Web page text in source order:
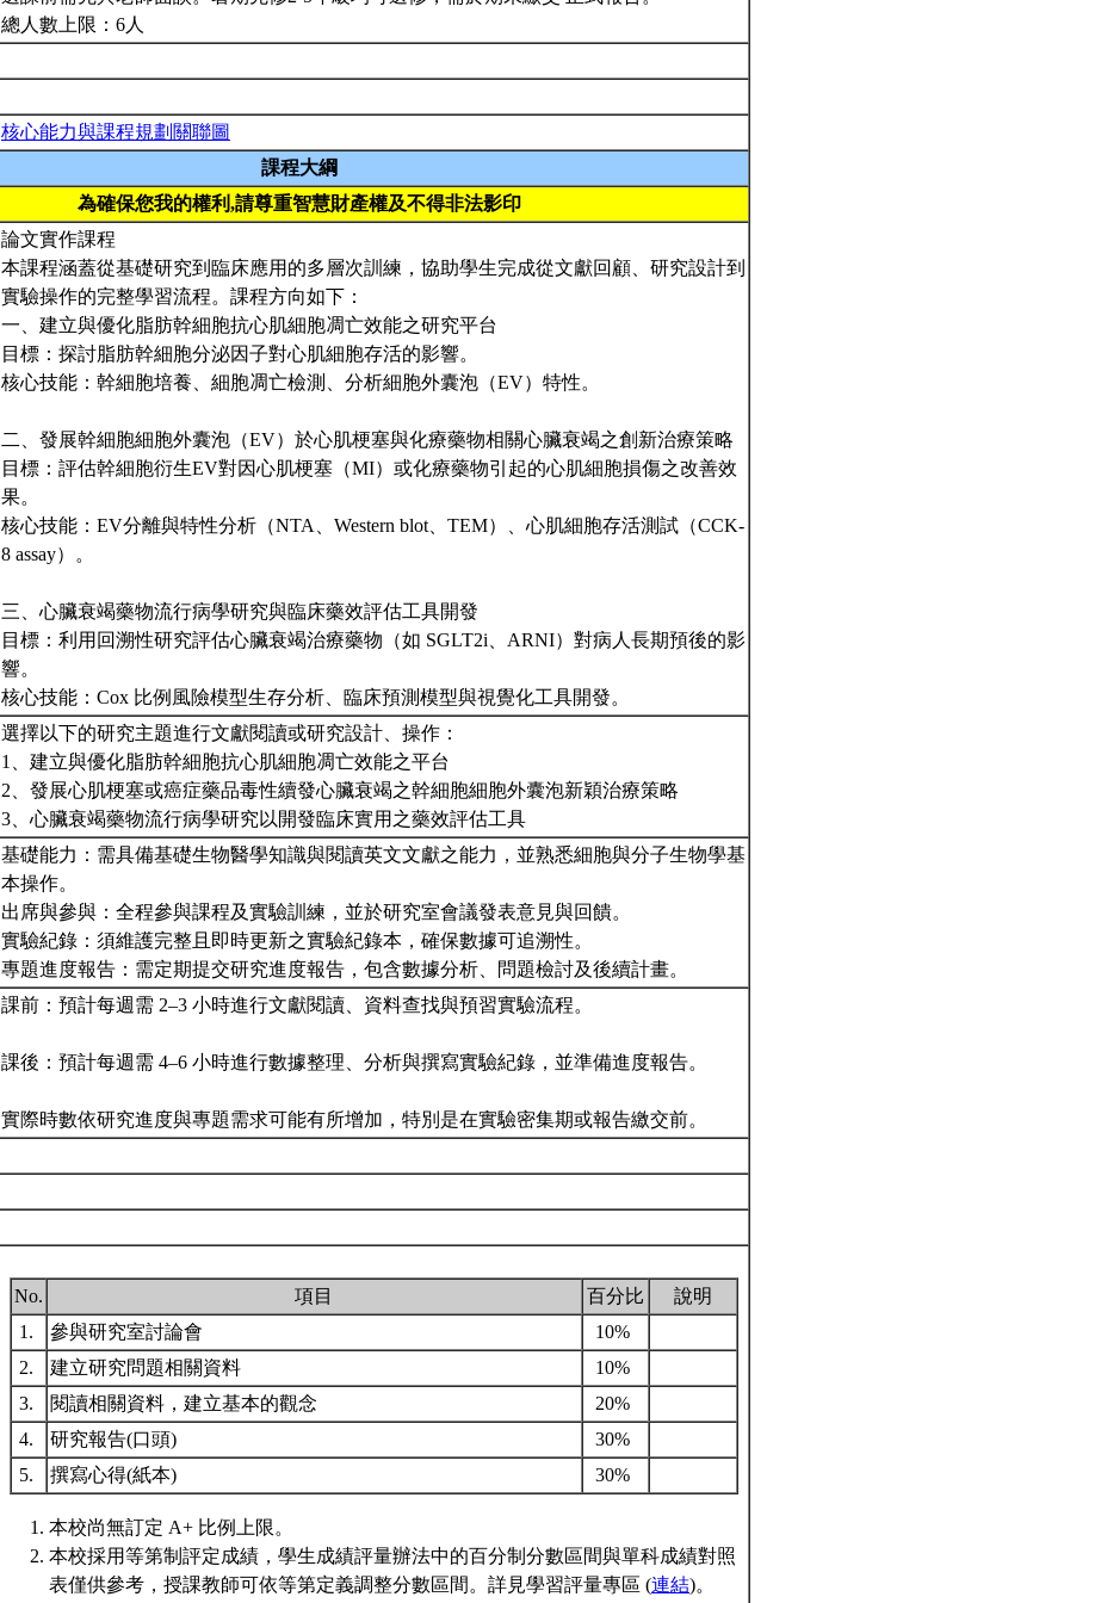
總人數上限：6人
核心能力與課程規劃關聯圖
課程大綱
為確保您我的權利,請尊重智慧財產權及不得非法影印
論文實作課程
本課程涵蓋從基礎研究到臨床應用的多層次訓練，協助學生完成從文獻回顧、研究設計到
實驗操作的完整學習流程。課程方向如下：
一、建立與優化脂肪幹細胞抗心肌細胞凋亡效能之研究平台
目標：探討脂肪幹細胞分泌因子對心肌細胞存活的影響。
核心技能：幹細胞培養、細胞凋亡檢測、分析細胞外囊泡（EV）特性。
二、發展幹細胞細胞外囊泡（EV）於心肌梗塞與化療藥物相關心臟衰竭之創新治療策略
目標：評估幹細胞衍生EV對因心肌梗塞（MI）或化療藥物引起的心肌細胞損傷之改善效
果。
核心技能：EV分離與特性分析（NTA、Western blot、TEM）、心肌細胞存活測試（CCK-
8 assay）。
三、心臟衰竭藥物流行病學研究與臨床藥效評估工具開發
目標：利用回溯性研究評估心臟衰竭治療藥物（如 SGLT2i、ARNI）對病人長期預後的影
響。
核心技能：Cox 比例風險模型生存分析、臨床預測模型與視覺化工具開發。
選擇以下的研究主題進行文獻閱讀或研究設計、操作：
1、建立與優化脂肪幹細胞抗心肌細胞凋亡效能之平台
2、發展心肌梗塞或癌症藥品毒性續發心臟衰竭之幹細胞細胞外囊泡新穎治療策略
3、心臟衰竭藥物流行病學研究以開發臨床實用之藥效評估工具
基礎能力：需具備基礎生物醫學知識與閱讀英文文獻之能力，並熟悉細胞與分子生物學基
本操作。
出席與參與：全程參與課程及實驗訓練，並於研究室會議發表意見與回饋。
實驗紀錄：須維護完整且即時更新之實驗紀錄本，確保數據可追溯性。
專題進度報告：需定期提交研究進度報告，包含數據分析、問題檢討及後續計畫。
課前：預計每週需 2–3 小時進行文獻閱讀、資料查找與預習實驗流程。
課後：預計每週需 4–6 小時進行數據整理、分析與撰寫實驗紀錄，並準備進度報告。
實際時數依研究進度與專題需求可能有所增加，特別是在實驗密集期或報告繳交前。
No. 項目 百分比
說明
1.
參與研究室討論會
10%
2.
建立研究問題相關資料
10%
3.
閱讀相關資料，建立基本的觀念
20%
4.
研究報告(口頭)
30%
5.
撰寫心得(紙本) 30%
本校尚無訂定 A+ 比例上限。
本校採用等第制評定成績，學生成績評量辦法中的百分制分數區間與單科成績對照
表僅供參考，授課教師可依等第定義調整分數區間。詳見學習評量專區 (連結)。